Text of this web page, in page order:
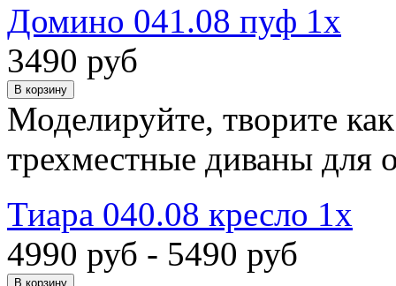
Домино 041.08 пуф 1х
3490 руб
Моделируйте, творите
трехместные диваны для
Тиара 040.08 кресло 1х
4990 руб - 5490 руб